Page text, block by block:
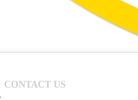
CONTACT US